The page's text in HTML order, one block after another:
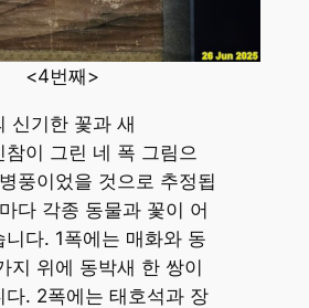
<4번째>
신기한 꽃과 새
참이 그린 네 폭 그림으
풍이었을 것으로 추정됩
다 각종 동물과 꽃이 어
니다. 1폭에는 매화와 동
지 위에 동박새 한 쌍이
다. 2폭에는 태호석과 장